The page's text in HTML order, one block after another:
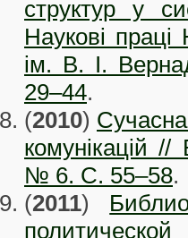
структур у
Наукові праці
ім. В. І.
29–44.
(2010) Сучасна
комунікацій //
№ 6. C. 55–58.
(2011)